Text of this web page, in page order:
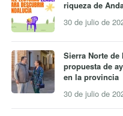
riqueza de
30 de julio de
Sierra Norte de
propuesta de
en la provincia
30 de julio de